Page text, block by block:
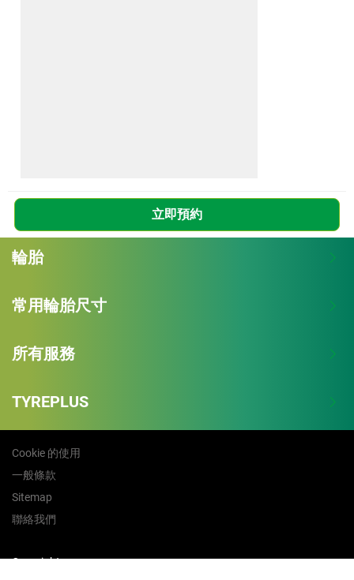
立即預約
輪胎
常用輪胎尺寸
所有服務
TYREPLUS
Cookie 的使用
一般條款
Sitemap
聯絡我們
Copyright